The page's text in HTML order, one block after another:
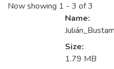
Now showing 1 - 3 of 3
Name:
Size:
1.79 MB